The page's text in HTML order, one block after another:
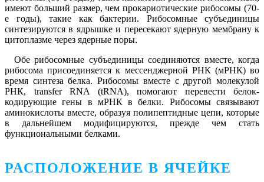
имеют больший размер, чем прокариотические рибосомы (70-
е годы), такие как бактерии. Рибосомные субъединицы
синтезируются в ядрышке и пересекают ядерную мембрану к
цитоплазме через ядерные поры.
Обе рибосомные субъединицы соединяются вместе, когда
рибосома присоединяется к мессенджерной РНК (мРНК) во
время синтеза белка. Рибосомы вместе с другой молекулой
РНК, transfer RNA (tRNA), помогают перевести белок-
кодирующие гены в мРНК в белки. Рибосомы связывают
аминокислоты вместе, образуя полипептидные цепи, которые
в дальнейшем модифицируются, прежде чем стать
функциональными белками.
РАСПОЛОЖЕНИЕ В ЯЧЕЙКЕ